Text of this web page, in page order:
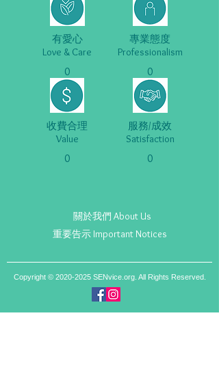
有愛心
Love & Care
專業態度
Professionalism
0 0
收費合理
Value
服務/成效
Satisfaction
0 0
關於我們 About Us
重要告示 Important Notices
Copyright © 2020-2025SENvice.org. All Rights Reserved.